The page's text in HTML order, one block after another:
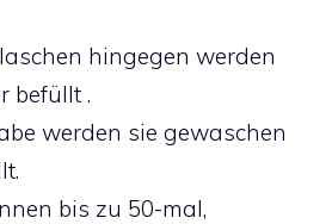
hingegen werden
befüllt .
werden sie gewaschen
bis zu 50-mal,